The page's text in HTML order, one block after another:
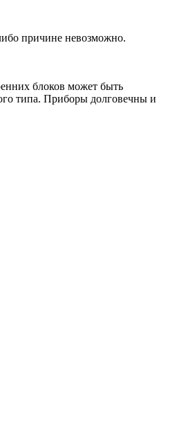
причине невозможно.
блоков может быть
типа. Приборы долговечны и